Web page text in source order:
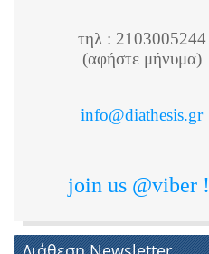
τηλ : 2103005244
(αφήστε μήνυμα)
info@diathesis.gr
join us @viber !